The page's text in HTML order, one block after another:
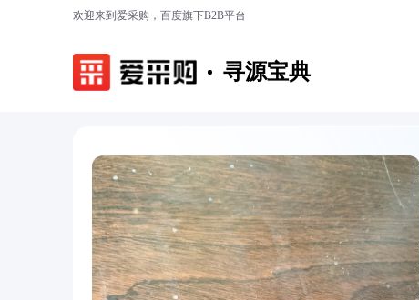
欢迎来到爱采购，百度旗下B2B平台
寻源宝典